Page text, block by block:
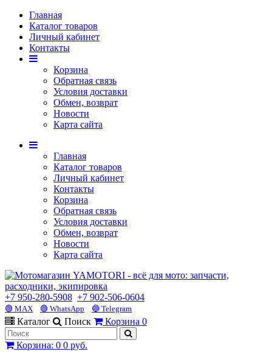
Главная
Каталог товаров
Личный кабинет
Контакты
Корзина
Обратная связь
Условия доставки
Обмен, возврат
Новости
Карта сайта
Главная
Каталог товаров
Личный кабинет
Контакты
Корзина
Обратная связь
Условия доставки
Обмен, возврат
Новости
Карта сайта
+7 950-280-5908 +7 902-506-0604
🟢 MAX 🟢 WhatsApp 🔵 Telegram
Каталог Поиск Корзина 0
Корзина: 0 0 руб.